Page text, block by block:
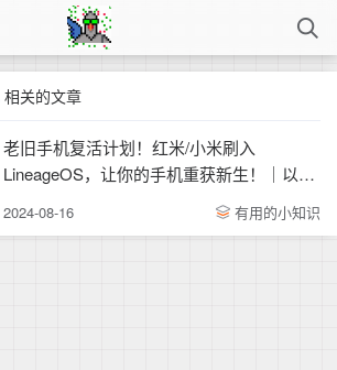
相关的文章
老旧手机复活计划！红米/小米刷入
LineageOS，让你的手机重获新生！｜以红
2024-08-16 有用的小知识